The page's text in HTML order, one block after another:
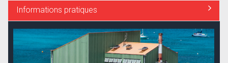
Informations pratiques